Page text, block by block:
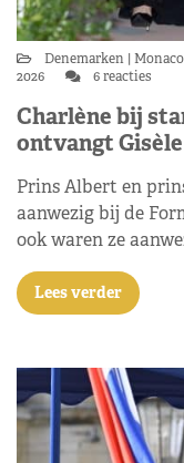
Denemarken Monaco
2026
6 reacties
Charlène bij
ontvangt
Prins Albert en
aanwezig bij de
ook waren ze
Lees verder